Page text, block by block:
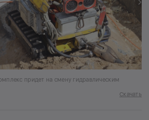
придет на смену гидравлическим
Скачать